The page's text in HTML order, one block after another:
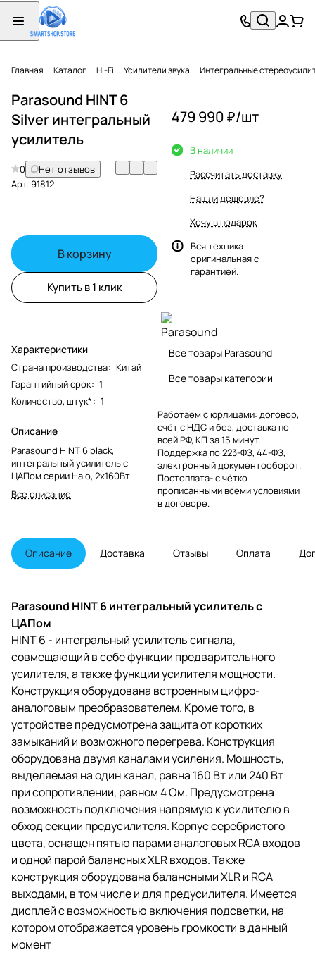
Главная Каталог Hi-Fi Усилители звука Интегральные
Parasound HINT 6
Silver интегральный
усилитель
0
Нет отзывов
Арт.91812
В корзину
Купить в 1 клик
Характеристики
Страна производства: Китай
Гарантийный срок: 1
Количество, штук*: 1
Описание
Parasound HINT 6 black,
интегральный усилитель с
ЦАПом серии Halo, 2х160Вт
Все описание
479 990 ₽/шт
В наличии
Рассчитать доставку
Нашли дешевле?
Хочу в подарок
Вся техника
оригинальная с
гарантией.
Все товары Parasound
Все товары категории
Работаем с юрлицами: договор,
счёт с НДС и без, доставка по
всей РФ, КП за 15 минут.
Поддержка по 223-ФЗ, 44-ФЗ,
электронный документооборот.
Постоплата- с чётко
прописанными всеми условиями
в договоре.
Описание Доставка Отзывы Оплата
Parasound HINT 6 интегральный усилитель с
ЦАПом
HINT 6 - интегральный усилитель сигнала,
совмещающий в себе функции предварительного
усилителя, а также функции усилителя мощности.
Конструкция оборудована встроенным цифро-
аналоговым преобразователем. Кроме того, в
устройстве предусмотрена защита от коротких
замыканий и возможного перегрева. Конструкция
оборудована двумя каналами усиления. Мощность,
выделяемая на один канал, равна 160 Вт или 240 Вт
при сопротивлении, равном 4 Ом. Предусмотрена
возможность подключения напрямую к усилителю в
обход секции предусилителя. Корпус серебристого
цвета, оснащен пятью парами аналоговых RCA входов
и одной парой балансных XLR входов. Также
конструкция оборудована балансными XLR и RCA
выходами, в том числе и для предусилителя. Имеется
дисплей с возможностью включения подсветки, на
котором отображается уровень громкости в данный
момент